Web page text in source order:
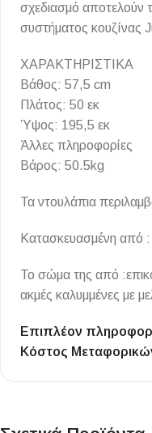
σχεδιασμό αποτελούν
συστήματος κουζίνας
ΧΑΡΑΚΤΗΡΙΣΤΙΚΑ
Βάθος: 57,5 ​​cm
Πλάτος: 50 εκ
Ύψος: 195,5 εκ
Άλλες πληροφορίες
Βάρος: 50.5kg
Τα ντουλάπια
Κατασκευασμένη από :
Το σώμα της από
ακμές καλυμμένες με
Επιπλέον
Κόστος